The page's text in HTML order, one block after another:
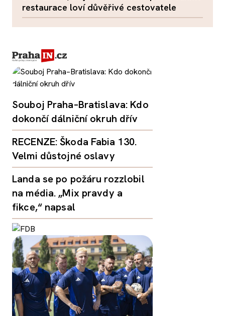
restaurace loví důvěřivé cestovatele
Souboj Praha–Bratislava: Kdo
dokončí dálniční okruh dřív
RECENZE: Škoda Fabia 130.
Velmi důstojné oslavy
Landa se po požáru rozzlobil
na média. „Mix pravdy a
fikce,“ napsal